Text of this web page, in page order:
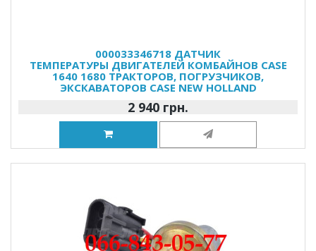
000033346718 ДАТЧИК
ТЕМПЕРАТУРЫ ДВИГАТЕЛЕЙ КОМБАЙНОВ CASE
1640 1680 ТРАКТОРОВ, ПОГРУЗЧИКОВ,
ЭКСКАВАТОРОВ CASE NEW HOLLAND
2 940 грн.